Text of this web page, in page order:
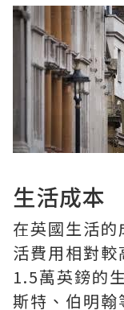
生活成本
在英國生活
活費用相對
1.5萬英鎊的
斯特、伯明